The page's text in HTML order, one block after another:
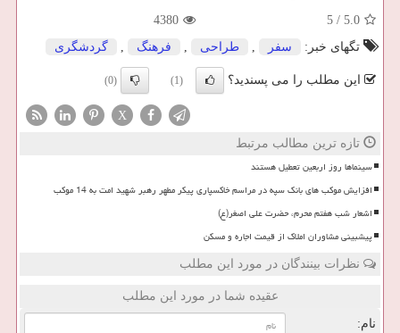
5.0
/
5
4380
تگهای خبر:
سفر , طراحی , فرهنگ , گردشگری
این مطلب را می پسندید؟ (1)
(0)
X
تازه ترین مطالب مرتبط
سینماها روز اربعین تعطیل هستند
افزایش موکب های بانک سپه در مراسم خاکسپاری پیکر مطهر رهبر شهید امت به 14 موکب
اشعار شب هفتم محرم، حضرت علی اصغر(ع)
پیشبینی مشاوران املاک از قیمت اجاره و مسکن
نظرات بینندگان در مورد این مطلب
عقیده شما در مورد این مطلب
نام: